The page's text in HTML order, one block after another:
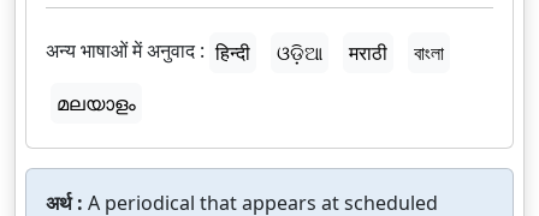
अन्य भाषाओं में अनुवाद : हिन्दी ଓଡ଼ିଆ मराठी
বাংলা
മലയാളം
अर्थ : A periodical that appears at scheduled